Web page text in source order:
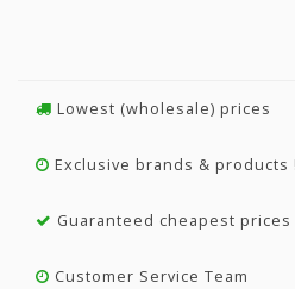
Lowest (wholesale) prices
Exclusive brands & products !
Guaranteed cheapest prices
Customer Service Team